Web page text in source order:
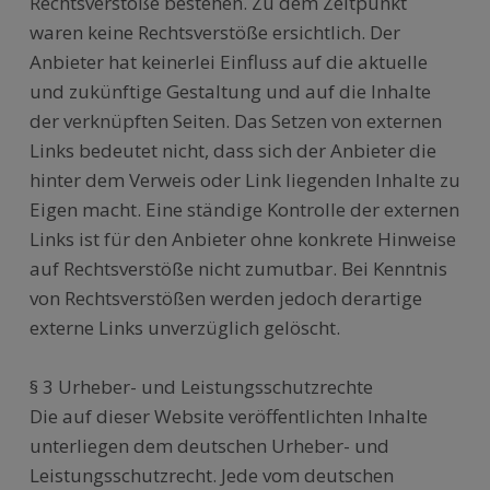
waren keine Rechtsverstöße ersichtlich. Der
Anbieter hat keinerlei Einfluss auf die aktuelle
und zukünftige Gestaltung und auf die Inhalte
der verknüpften Seiten. Das Setzen von externen
Links bedeutet nicht, dass sich der Anbieter die
hinter dem Verweis oder Link liegenden Inhalte zu
Eigen macht. Eine ständige Kontrolle der externen
Links ist für den Anbieter ohne konkrete Hinweise
auf Rechtsverstöße nicht zumutbar. Bei Kenntnis
von Rechtsverstößen werden jedoch derartige
externe Links unverzüglich gelöscht.
§ 3 Urheber- und Leistungsschutzrechte
Die auf dieser Website veröffentlichten Inhalte
unterliegen dem deutschen Urheber- und
Leistungsschutzrecht. Jede vom deutschen